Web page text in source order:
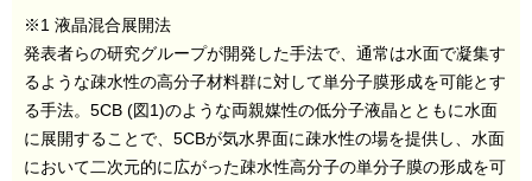
※1 液晶混合展開法
発表者らの研究グループが開発した手法で、通常は水面で凝集す
るような疎水性の高分子材料群に対して単分子膜形成を可能とす
る手法。5CB (図1)のような両親媒性の低分子液晶とともに水面
に展開することで、5CBが気水界面に疎水性の場を提供し、水面
において二次元的に広がった疎水性高分子の単分子膜の形成を可